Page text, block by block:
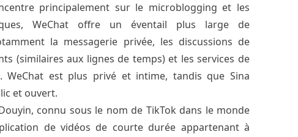
principalement sur le microblogging et les
WeChat offre un éventail plus large de
la messagerie privée, les discussions de
(similaires aux lignes de temps) et les services de
WeChat est plus privé et intime, tandis que Sina
et ouvert.
connu sous le nom de TikTok dans le monde
de vidéos de courte durée appartenant à